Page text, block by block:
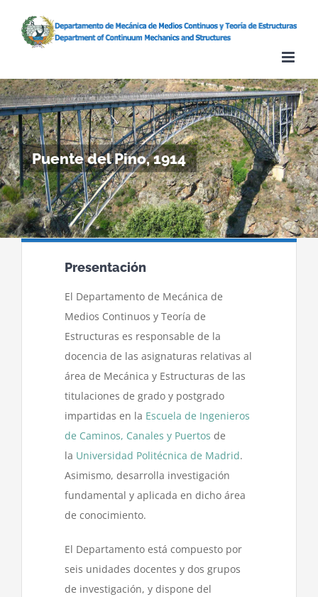
content
Puente del Pino, 1914
Presentación
El Departamento de Mecánica de
Medios Continuos y Teoría de
Estructuras es responsable de la
docencia de las asignaturas relativas al
área de Mecánica y Estructuras de las
titulaciones de grado y postgrado
impartidas en la Escuela de Ingenieros
de Caminos, Canales y Puertos de
la Universidad Politécnica de Madrid.
Asimismo, desarrolla investigación
fundamental y aplicada en dicho área
de conocimiento.
El Departamento está compuesto por
seis unidades docentes y dos grupos
de investigación, y dispone del